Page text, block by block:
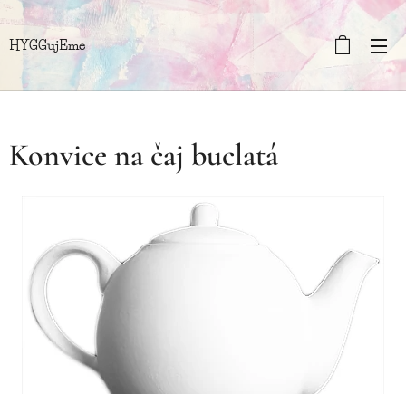
HYGGujEme
Konvice na čaj buclatá